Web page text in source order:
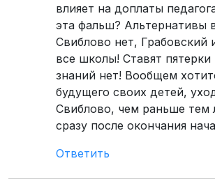
влияет на доплаты
эта фальш? Альтернативы
Свиблово нет, Грабовский
все школы! Ставят пятерки
знаний нет! Вообщем
будущего своих детей,
Свиблово, чем раньше
сразу после окончания
Ответить